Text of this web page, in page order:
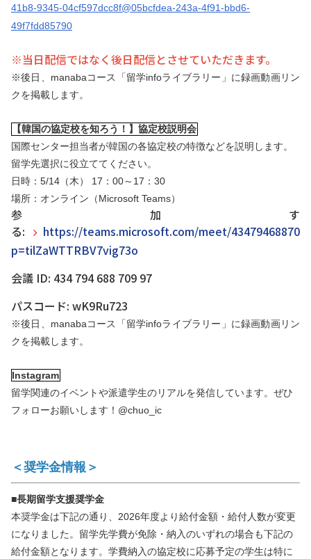
41b8-9345-04cf597dcc8f@05bcfdea-243a-4f91-bbd6-
49f7fdd85790
※当日配信ではなく後日配信とさせていただきます。
※後日、manabaコース「留学infoライブラリー」に録画動画リン
クを掲載します。
【韓国の協定校を知ろう！】協定校説明会
国際センター担当者が韓国の各協定校の特徴などを説明します。
留学先選択に役立ててください。
日時：5/14（木） 17：00～17：30
場所：オンライン（Microsoft Teams）
参加す
る:
https://teams.microsoft.com/meet/
p=tilZaWTTRBV7vig73o
会議 ID: 434 794 688 709 97
パスコード: wK9Ru723
※後日、manabaコース「留学infoライブラリー」に録画動画リン
クを掲載します。
Instagram
留学関連のイベントや派遣学生のリアルを発信しています。ぜひ
フォローお願いします！@chuo_ic
＜奨学金情報＞
■長期留学支援奨学金
本奨学金は下記の通り、2026年度より給付金額・給付人数が変更
になりました。留学先学費が免除・納入のいずれの場合も下記の
給付金額となります。学費納入の協定校に応募予定の学生は特に